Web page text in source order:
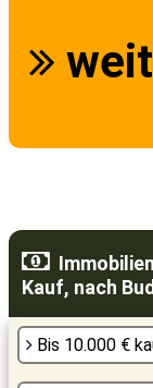
Kauf, nach
Bis 10.000 €